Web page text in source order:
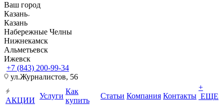
Ваш город
Казань
Казань
Набережные Челны
Нижнекамск
Альметьевск
Ижевск
+7 (843) 200-99-34
ул.Журналистов, 56
АКЦИИ
Услуги
Как
купить
Статьи Компания Контакты
+
ЕЩЕ